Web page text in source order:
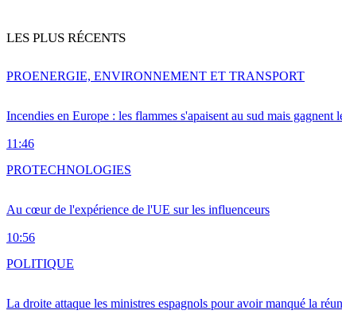
LES PLUS RÉCENTS
Incendies en Europe : les flammes s'apaisent au sud mais gagnent
11:46
PROENERGIE, ENVIRONNEMENT ET TRANSPORT
Au cœur de l'expérience de l'UE sur les influenceurs
10:56
PROTECHNOLOGIES
La droite attaque les ministres espagnols pour avoir manqué la
POLITIQUE